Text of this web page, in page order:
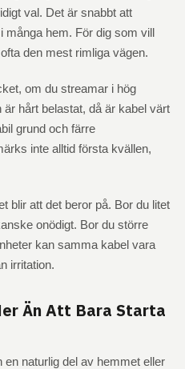
val. Det är snabbt att
många hem. För dig som vill
den mest rimliga vägen.
om du streamar i hög
hårt belastat, då är kabel värt
grund och färre
inte alltid första kvällen,
blir att det beror på. Bor du litet
onödigt. Bor du större
kan samma kabel vara
irritation.
Än Att Bara Starta
en naturlig del av hemmet eller